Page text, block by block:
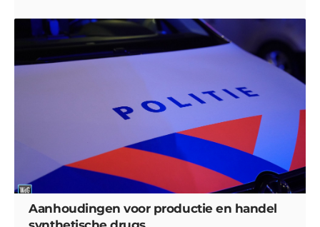
Aanhoudingen voor productie en handel